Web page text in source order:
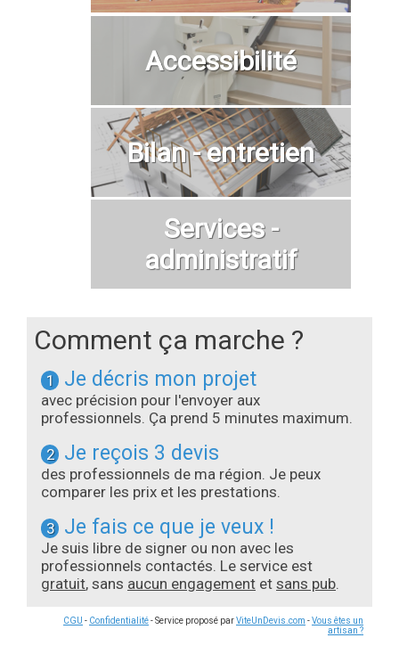
Accessibilité
Bilan - entretien
Services -
administratif
Comment ça marche ?
1 Je décris mon projet
avec précision pour l'envoyer aux
professionnels. Ça prend 5 minutes maximum.
2 Je reçois 3 devis
des professionnels de ma région. Je peux
comparer les prix et les prestations.
3 Je fais ce que je veux !
Je suis libre de signer ou non avec les
professionnels contactés. Le service est
gratuit, sans aucun engagement et sans pub.
CGU - Confidentialité- Service proposé parViteUnDevis.com -Vous êtes un
artisan ?